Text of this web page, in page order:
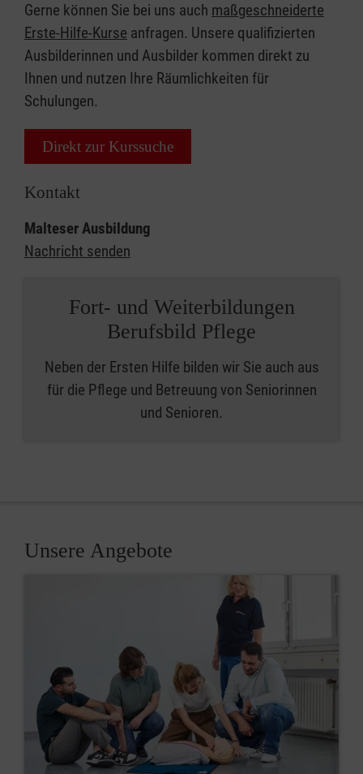
Gerne können Sie bei uns auch maßgeschneiderte
Erste-Hilfe-Kurse anfragen. Unsere qualifizierten
Ausbilderinnen und Ausbilder kommen direkt zu
Ihnen und nutzen Ihre Räumlichkeiten für
Schulungen.
Direkt zur Kurssuche
Kontakt
Malteser Ausbildung
Nachricht senden
Fort- und Weiterbildungen
Berufsbild Pflege
Neben der Ersten Hilfe bilden wir Sie auch aus
für die Pflege und Betreuung von Seniorinnen
und Senioren.
Unsere Angebote